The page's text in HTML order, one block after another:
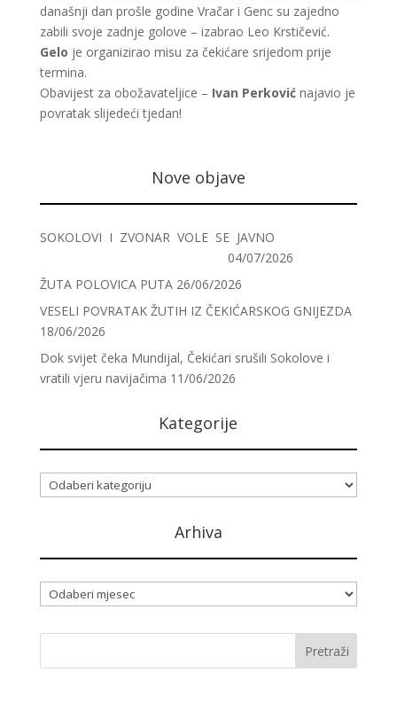
današnji dan prošle godine Vračar i Genc su zajedno
zabili svoje zadnje golove – izabrao Leo Krstičević.
Gelo je organizirao misu za čekićare srijedom prije
termina.
Obavijest za obožavateljice – Ivan Perkovićnajavio je
povratak slijedeći tjedan!
Nove objave
SOKOLOVI I ZVONAR VOLE SE JAVNO
04/07/2026
ŽUTA POLOVICA PUTA 26/06/2026
VESELI POVRATAK ŽUTIH IZ ČEKIĆARSKOG GNIJEZDA
18/06/2026
Dok svijet čeka Mundijal, Čekićari srušili Sokolove i
vratili vjeru navijačima 11/06/2026
Kategorije
Kategorije
Arhiva
Arhiva